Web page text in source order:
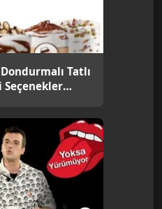
Tatlı
Seçenekler